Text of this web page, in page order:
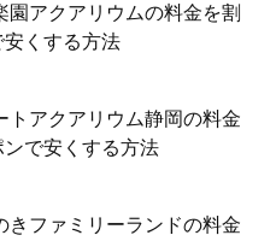
園アクアリウムの料金を割
くする方法
トアクアリウム静岡の料金
で安くする方法
きファミリーランドの料金